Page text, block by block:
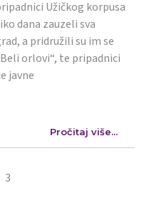
Užičkog korpusa
dana zauzeli sva
a pridružili su im se
orlovi“, te pripadnici
javne
Pročitaj više...
3